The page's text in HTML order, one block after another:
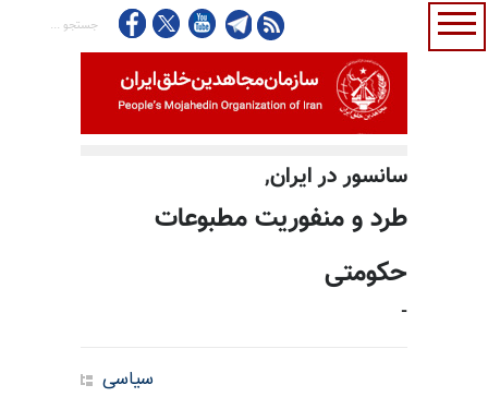
سانسور در ایران,
طرد و منفوریت مطبوعات
حکومتی
-
سیاسی